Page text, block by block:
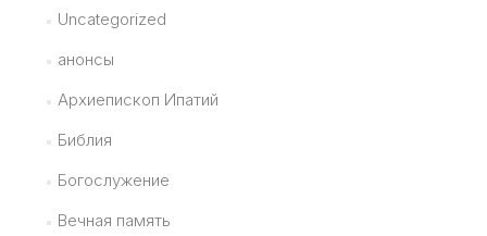
Uncategorized
анонсы
Архиепископ Ипатий
Библия
Богослужение
Вечная память